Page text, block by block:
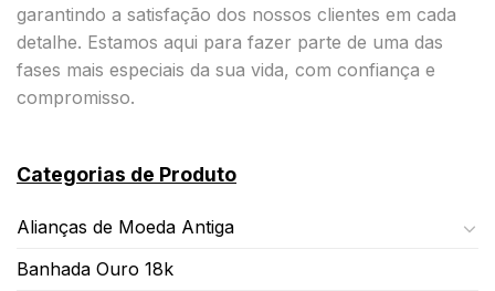
garantindo a satisfação dos nossos clientes em cada
detalhe. Estamos aqui para fazer parte de uma das
fases mais especiais da sua vida, com confiança e
compromisso.
Categorias de Produto
Alianças de Moeda Antiga
Banhada Ouro 18k